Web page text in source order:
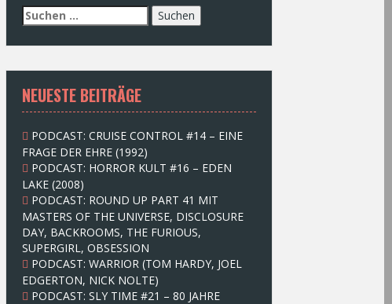
S
u
c
e
n
n
c
h
:
NEUESTE BEITRÄGE
PODCAST: CRUISE CONTROL #14 – EINE
FRAGE DER EHRE (1992)
PODCAST: HORROR KULT #16 – EDEN
LAKE (2008)
PODCAST: ROUND UP PART 41 MIT
MASTERS OF THE UNIVERSE, DISCLOSURE
DAY, BACKROOMS, THE FURIOUS,
SUPERGIRL, OBSESSION
PODCAST: WARRIOR (TOM HARDY, JOEL
EDGERTON, NICK NOLTE)
PODCAST: SLY TIME #21 – 80 JAHRE